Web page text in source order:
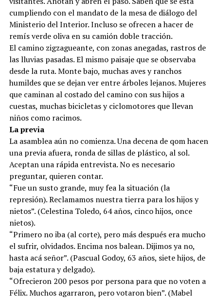
cumpliendo con el mandato de la mesa de diálogo del
Ministerio del Interior. Incluso se ofrecen a hacer de
remís verde oliva en su camión doble tracción.
El camino zigzagueante, con zonas anegadas, rastros de
las lluvias pasadas. El mismo paisaje que se observaba
desde la ruta. Monte bajo, muchas aves y ranchos
humildes que se dejan ver entre árboles lejanos. Mujeres
que caminan al costado del camino con sus hijos a
cuestas, muchas bicicletas y ciclomotores que llevan
niños como racimos.
La previa
La asamblea aún no comienza. Una decena de qom hacen
una previa afuera, ronda de sillas de plástico, al sol.
Aceptan una rápida entrevista. No es necesario
preguntar, quieren contar.
“Fue un susto grande, muy fea la situación (la
represión). Reclamamos nuestra tierra para los hijos y
nietos”. (Celestina Toledo, 64 años, cinco hijos, once
nietos).
“Primero no iba (al corte), pero más después era mucho
el sufrir, olvidados. Encima nos balean. Dijimos ya no,
hasta acá señor”. (Pascual Godoy, 63 años, siete hijos, de
baja estatura y delgado).
“Ofrecieron 200 pesos por persona para que no voten a
Félix. Muchos agarraron, pero votaron bien”. (Mabel